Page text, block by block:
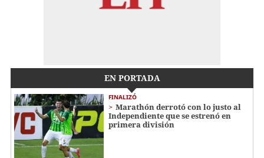
EN PORTADA
FINALIZÓ
Marathón derrotó con lo justo al
Independiente que se estrenó en
primera división